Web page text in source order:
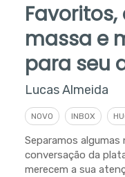
massa e
para seu
Lucas Almeida
NOVO INBOX
Separamos
conversação da
merecem a sua